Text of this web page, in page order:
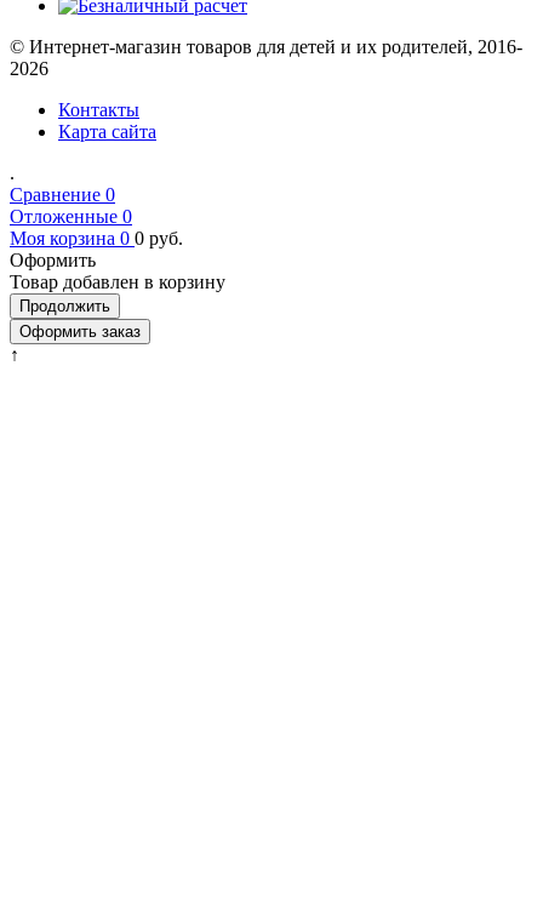
© Интернет-магазин товаров для детей и их родителей, 2016-
2026
Контакты
Карта сайта
.
Сравнение 0
Отложенные 0
Моя корзина 0 0 руб.
Оформить
Товар добавлен в корзину
Продолжить
Оформить заказ
↑